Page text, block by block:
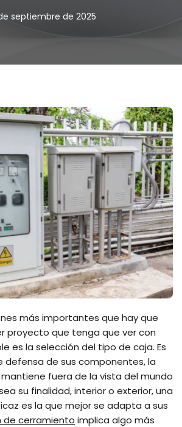
septiembre de 2025
más importantes que hay que
proyecto que tenga que ver con
es la selección del tipo de caja. Es
defensa de sus componentes, la
fuera de la vista del mundo
su finalidad, interior o exterior, una
es la que mejor se adapta a sus
de cerramiento implica algo más